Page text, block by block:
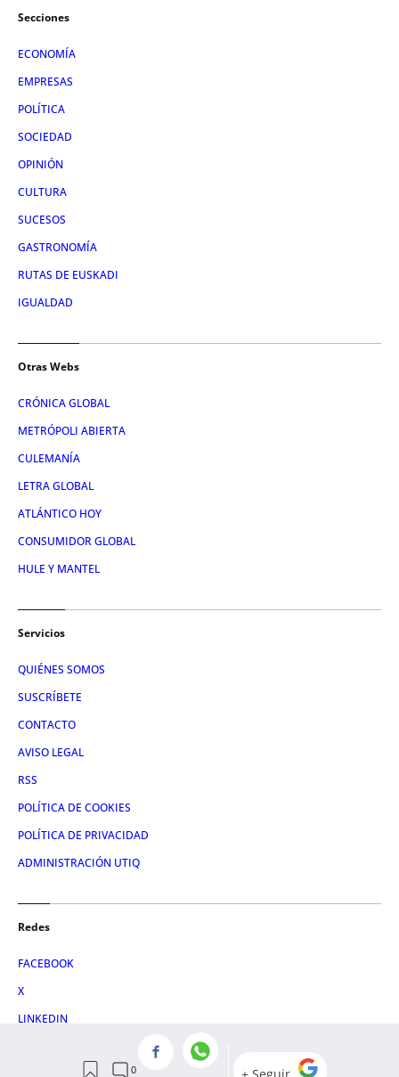
Secciones
ECONOMÍA
EMPRESAS
POLÍTICA
SOCIEDAD
OPINIÓN
CULTURA
SUCESOS
GASTRONOMÍA
RUTAS DE EUSKADI
IGUALDAD
Otras Webs
CRÓNICA GLOBAL
METRÓPOLI ABIERTA
CULEMANÍA
LETRA GLOBAL
ATLÁNTICO HOY
CONSUMIDOR GLOBAL
HULE Y MANTEL
Servicios
QUIÉNES SOMOS
SUSCRÍBETE
CONTACTO
AVISO LEGAL
RSS
POLÍTICA DE COOKIES
POLÍTICA DE PRIVACIDAD
ADMINISTRACIÓN UTIQ
Redes
FACEBOOK
X
LINKEDIN